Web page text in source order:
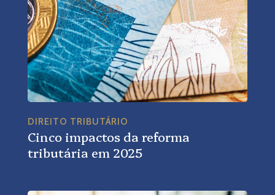
Cinco impactos da reforma
tributária em 2025
DIREITO TRIBUTÁRIO